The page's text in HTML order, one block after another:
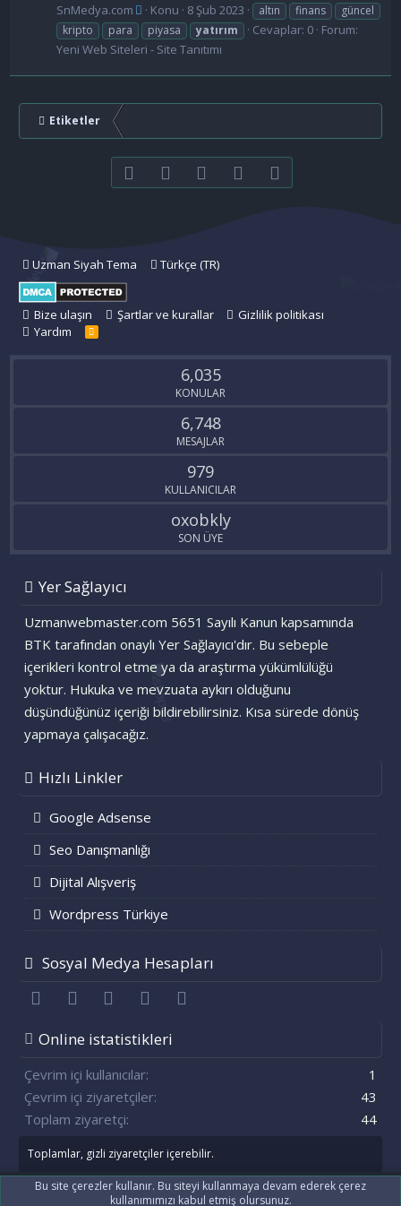
SnMedya.com
Konu 8 Şub 2023 altın finans
güncel
kripto
para piyasa yatırım Cevaplar: 0 Forum:
Yeni Web Siteleri - Site Tanıtımı
Etiketler
FacebookTwitter youtubeBize ulaşın
Uzman Siyah Tema Türkçe (TR)
Bize ulaşın Şartlar ve kurallar
Gizlilik politikası
Yardım
R
S
6,035
KONULAR
6,748
MESAJLAR
979
KULLANICILAR
oxobkly
SON ÜYE
Yer Sağlayıcı
Uzmanwebmaster.com 5651 Sayılı Kanun kapsamında
BTK tarafından onaylı Yer Sağlayıcı'dır. Bu sebeple
içerikleri kontrol etme ya da araştırma yükümlülüğü
yoktur. Hukuka ve mevzuata aykırı olduğunu
düşündüğünüz içeriği bildirebilirsiniz. Kısa sürede dönüş
yapmaya çalışacağız.
Hızlı Linkler
Google Adsense
Seo Danışmanlığı
Dijital Alışveriş
Wordpress Türkiye
Sosyal Medya Hesapları
FacebookTwitter youtubeBize ulaşın
Online istatistikleri
Çevrim içi kullanıcılar
1
Çevrim içi ziyaretçiler
43
Toplam ziyaretçi
44
Toplamlar, gizli ziyaretçiler içerebilir.
Community platform by XenForo® © 2010-2021 XenForo Ltd.
Bu site çerezler kullanır. Bu siteyi kullanmaya devam ederek çerez
kullanımımızı kabul etmiş olursunuz.